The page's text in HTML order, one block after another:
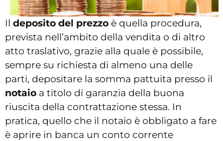
Il deposito del prezzo è quella procedura,
prevista nell’ambito della vendita o di altro
atto traslativo, grazie alla quale è possibile,
sempre su richiesta di almeno una delle
parti, depositare la somma pattuita presso il
notaio a titolo di garanzia della buona
riuscita della contrattazione stessa. In
pratica, quello che il notaio è obbligato a fare
è aprire in banca un conto corrente